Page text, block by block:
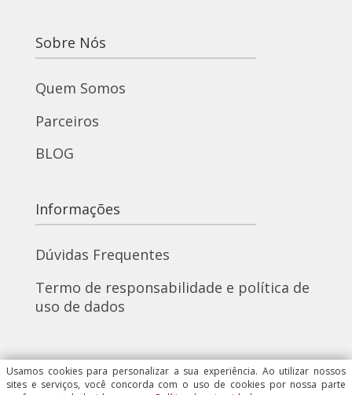
Usamos cookies para personalizar a sua experiência. Ao utilizar nossos
sites e serviços, você concorda com o uso de cookies por nossa parte
Sobre Nós
Quem Somos
Parceiros
BLOG
Informações
Dúvidas Frequentes
Termo de responsabilidade e política de
uso de dados
Redes Sociais